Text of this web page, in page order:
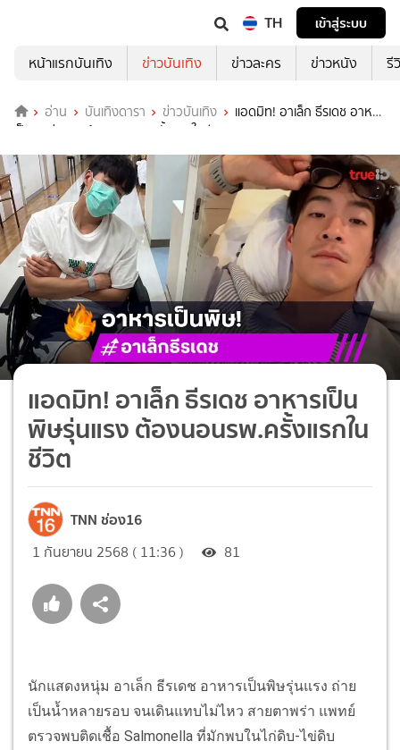
TH
เข้าสู่ระบบ
หน้าแรกบันเทิง
ข่าวบันเทิง ข่าวละคร ข่าวหนัง รี
อ่าน บันเทิงดารา ข่าวบันเทิง
แอดมิท! อาเล็ก ธีรเดช อาหาร
เป็นพิษรุ่นแรง ต้องนอนรพ.ครั้งแรกในชีวิต
แอดมิท! อาเล็ก ธีรเดช อาหารเป็น
พิษรุ่นแรง ต้องนอนรพ.ครั้งแรกใน
ชีวิต
TNN ช่อง16
1 กันยายน 2568 ( 11:36 ) 81
นักแสดงหนุ่ม อาเล็ก ธีรเดช อาหารเป็นพิษรุ่นแรง ถ่าย
เป็นน้ำหลายรอบ จนเดินแทบไม่ไหว สายตาพร่า แพทย์
ตรวจพบติดเชื้อ Salmonella ที่มักพบในไก่ดิบ-ไข่ดิบ